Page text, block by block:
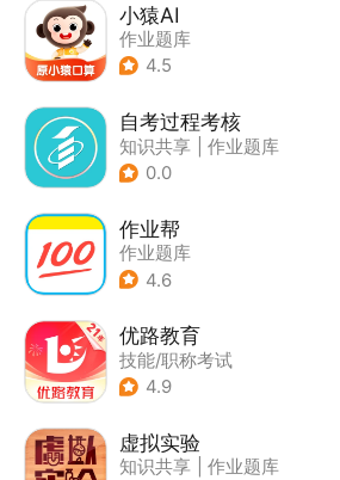
小猿AI
作业题库
4.5
自考过程考核
知识共享
作业题库
0.0
作业帮
作业题库
4.6
优路教育
技能/职称考试
4.9
虚拟实验
知识共享
作业题库